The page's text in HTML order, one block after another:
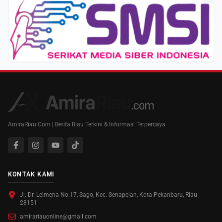
AmiraRiau.Com | Berita Riau Terkini & Informasi Terpercaya
KONTAK KAMI
Jl. Dr. Leimena No.17, Sago, Kec. Senapelan, Kota Pekanbaru, Riau
28151
amirariauonline@gmail.com